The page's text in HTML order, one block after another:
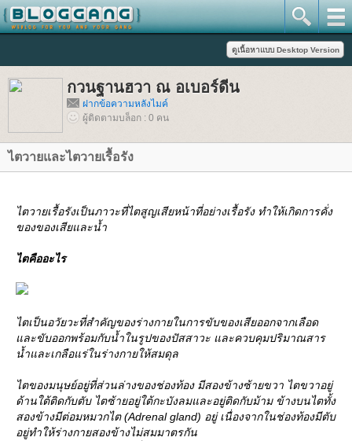
กวนฐานฮวา ณ อเบอร์ดีน
ฝากข้อความหลังไมค์
ผู้ติดตามบล็อก : 0 คน
ไตวายและไตวายเรื้อรัง
ไตวายเรื้อรังเป็นภาวะที่ไตสูญเสียหน้าที่อย่างเรื้อรัง ทำให้เกิดการคั่ง
ของของเสียและน้ำ
ไตคืออะไร
ไตเป็นอวัยวะที่สำคัญของร่างกายในการขับของเสียออกจากเลือด
ละขับออกพร้อมกับน้ำในรูปของปัสสาวะ และควบคุมปริมาณสาร
น้ำและเกลือแร่ในร่างกายให้สมดุล
ไตของมนุษย์อยู่ที่ส่วนล่างของช่องท้อง มีสองข้างซ้ายขวา ไตขวาอยู่
ด้านใต้ติดกับตับ ไตซ้ายอยู่ใต้กะบังลมและอยู่ติดกับม้าม ข้างบนไตทั้ง
สองข้างมีต่อมหมวกไต (Adrenal gland) อยู่ เนื่องจากในช่องท้องมีตับ
อยู่ทำให้ร่างกายสองข้างไม่สมมาตรกัน